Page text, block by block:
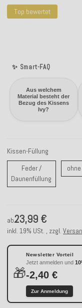
Top bewertet
✨ Smart-FAQ
Aus welchem
Material besteht der
Bezug des Kissens
Ivy?
Kissen-Füllung
Feder /
Daunenfüllung Feder /
ab23,99 €
inkl. 19% USt. , zzgl.
🎁
Newsletter Vorteil
Jetzt anmelden und
-2,40 €
Zur Anmeldung